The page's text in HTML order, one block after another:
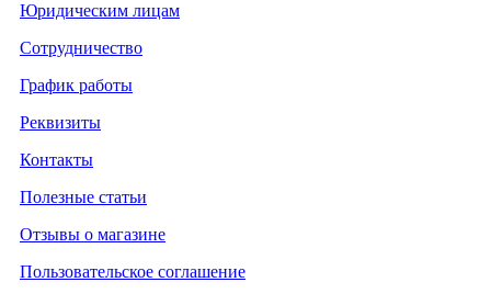
Юридическим лицам
Сотрудничество
График работы
Реквизиты
Контакты
Полезные статьи
Отзывы о магазине
Пользовательское соглашение